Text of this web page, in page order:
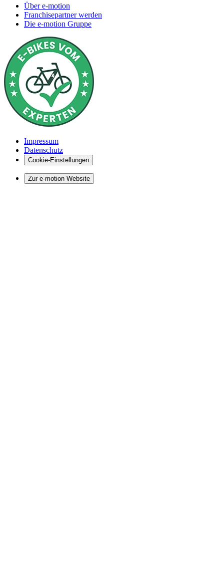
Über e-motion
Franchisepartner werden
Die e-motion Gruppe
Impressum
Datenschutz
Cookie-Einstellungen
Zur e-motion Website